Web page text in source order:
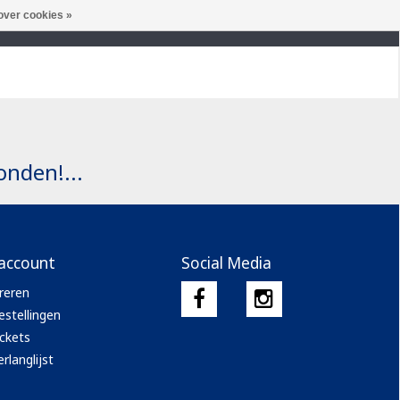
Social Media
cookies »